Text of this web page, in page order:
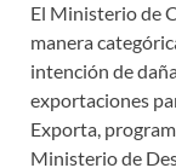
El Ministerio de
manera
intención de
exportaciones
Exporta,
Ministerio de